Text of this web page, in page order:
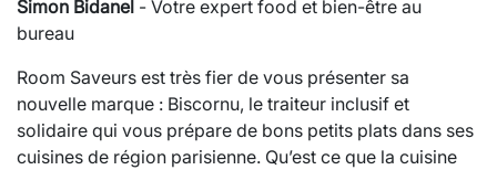
Simon Bidanel - Votre expert food et bien-être au
bureau
Room Saveurs est très fier de vous présenter sa
nouvelle marque : Biscornu, le traiteur inclusif et
solidaire qui vous prépare de bons petits plats dans ses
cuisines de région parisienne. Qu’est ce que la cuisine